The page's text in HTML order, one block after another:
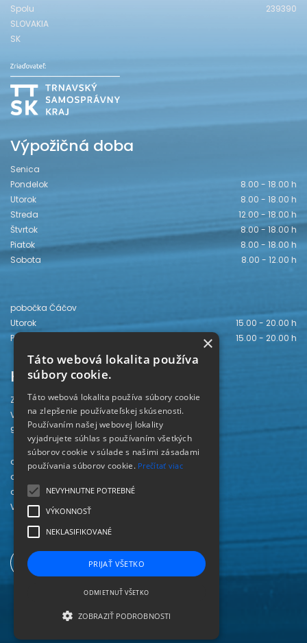
Spolu
239390
SLOVAKIA
SK
Výpožičná doba
Senica
Pondelok
8.00 - 18.00 h
Utorok
8.00 - 18.00 h
Streda
12.00 - 18.00 h
Štvrtok
8.00 - 18.00 h
Piatok
8.00 - 18.00 h
Sobota
8.00 - 12.00 h
pobočka Čáčov
Utorok
15.00 - 20.00 h
Piatok
15.00 - 20.00 h
Kontakt
Záhorská knižnica
Vajanského 28
905 01 Senica
odd. beletrie 034/654 3780
odd. odbornej literatúry 034/651 2710
odd. pre deti a mládež 034/654 6519
Viac kontaktov nájdete
×
Táto webová lokalita používa
súbory cookie.
Táto webová lokalita používa súbory cookie
na zlepšenie používateľskej skúsenosti.
Používaním našej webovej lokality
vyjadrujete súhlas s používaním všetkých
súborov cookie v súlade s našimi zásadami
používania súborov cookie. Prečítať viac
NEVYHNUTNE POTREBNÉ
VÝKONNOSŤ
NEKLASIFIKOVANÉ
PRIJAŤ VŠETKO
ODMIETNUŤ VŠETKO
ZOBRAZIŤ PODROBNOSTI